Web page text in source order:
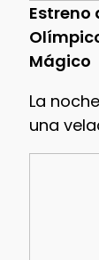
Estreno
Mágico
La
una